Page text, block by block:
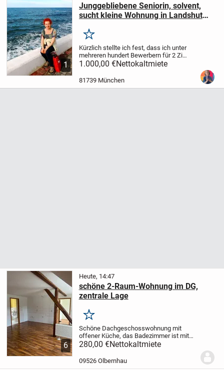
1
Junggebliebene Seniorin, solvent,
sucht kleine Wohnung in Landshut
Merken
Kürzlich stellte ich fest, dass ich unter
mehreren hundert Bewerbern für 2 Zi
Wohnungen wenig Chancen bekomme,
obwohl ich in München Eigentümerin bin
und gern nach Landshut auf Dauer ziehen
möchte. Fa...
1.000,00 €Nettokaltmiete
81739 München
6
Heute, 14:47
schöne 2-Raum-Wohnung im DG,
zentrale Lage
Merken
Schöne Dachgeschosswohnung mit
offener Küche, das Badezimmer ist mit
Dusche, WC und Waschbecken
ausgestattet.
haben Sie fußläufig Anbindung an den
öffentlichen Nahverkehr und...
280,00 €Nettokaltmiete
09526 Olbernhau